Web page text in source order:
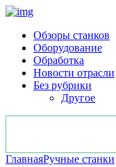
Обзоры станков
Оборудование
Обработка
Новости отрасли
Без рубрики
Другое
ГлавнаяРучные станки